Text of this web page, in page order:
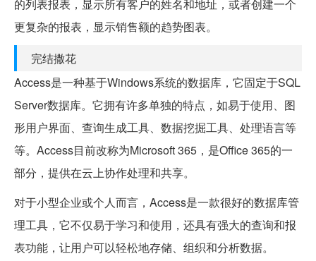
的列表报表，显示所有客户的姓名和地址，或者创建一个
更复杂的报表，显示销售额的趋势图表。
完结撒花
Access是一种基于Windows系统的数据库，它固定于SQL
Server数据库。它拥有许多单独的特点，如易于使用、图
形用户界面、查询生成工具、数据挖掘工具、处理语言等
等。Access目前改称为Microsoft 365，是Office 365的一
部分，提供在云上协作处理和共享。
对于小型企业或个人而言，Access是一款很好的数据库管
理工具，它不仅易于学习和使用，还具有强大的查询和报
表功能，让用户可以轻松地存储、组织和分析数据。